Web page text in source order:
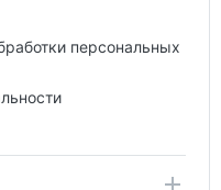
персональных